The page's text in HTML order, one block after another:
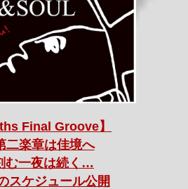
Final Groove】
二楽章は佳境へ
む一夜は続く…
スケジュール公開